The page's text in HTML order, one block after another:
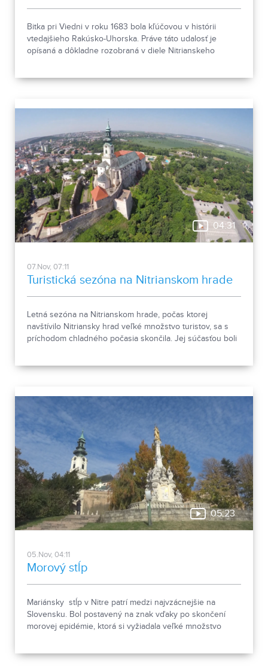
Bitka pri Viedni v roku 1683 bola kľúčovou v histórii
vtedajšieho Rakúsko-Uhorska. Práve táto udalosť je
opísaná a dôkladne rozobraná v diele Nitrianskeho
04:31
07.Nov, 07:11
Turistická sezóna na Nitrianskom hrade
Letná sezóna na Nitrianskom hrade, počas ktorej
navštívilo Nitriansky hrad veľké množstvo turistov, sa s
príchodom chladného počasia skončila. Jej súčasťou boli
05:23
05.Nov, 04:11
Morový stĺp
Mariánsky stĺp v Nitre patrí medzi najvzácnejšie na
Slovensku. Bol postavený na znak vďaky po skončení
morovej epidémie, ktorá si vyžiadala veľké množstvo